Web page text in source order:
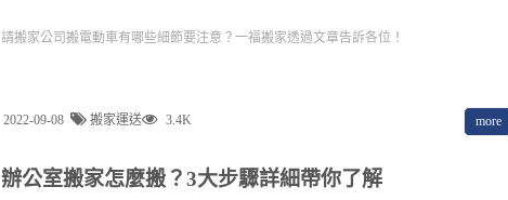
請搬家公司搬電動車有哪些細節要注意？一福搬家透過文章告訴各位！
2022-09-08 搬家運送 3.4K more
辦公室搬家怎麼搬？3大步驟詳細帶你了解